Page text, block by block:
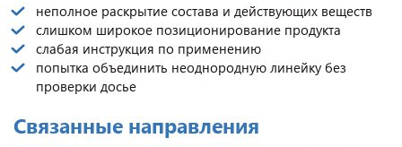
неполное раскрытие состава и действующих веществ
слишком широкое позиционирование продукта
слабая инструкция по применению
попытка объединить неоднородную линейку без
проверки досье
Связанные направления